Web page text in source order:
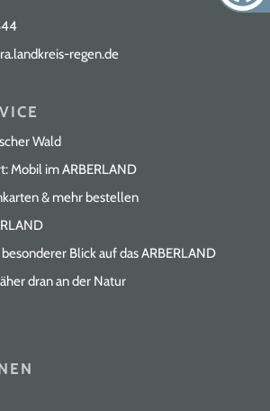
regen.de
Wald
Mobil im ARBERLAND
& mehr bestellen
Blick auf das ARBERLAND
dran an der Natur